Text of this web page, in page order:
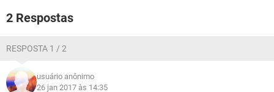
2 Respostas
RESPOSTA 1 / 2
usuário anônimo
26 jan 2017 às 14:35